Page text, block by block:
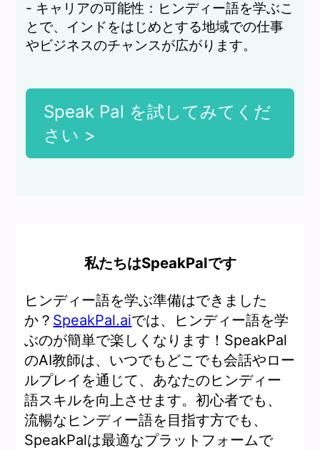
- キャリアの可能性：ヒンディー語を学ぶこ
とで、インドをはじめとする地域での仕事
やビジネスのチャンスが広がります。
Speak Pal を試してみてくだ
さい >
私たちはSpeakPalです
ヒンディー語を学ぶ準備はできました
か？ SpeakPal.aiでは、ヒンディー語を学
ぶのが簡単で楽しくなります！SpeakPal
のAI教師は、いつでもどこでも会話やロー
ルプレイを通じて、あなたのヒンディー
語スキルを向上させます。初心者でも、
流暢なヒンディー語を目指す方でも、
SpeakPalは最適なプラットフォームで